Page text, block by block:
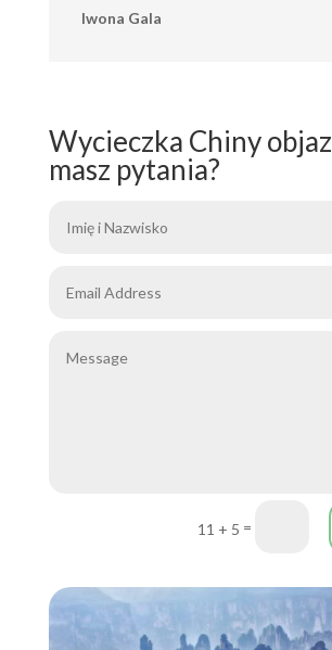
Iwona Gala
Wycieczka Chiny
masz pytania?
11 + 5 =